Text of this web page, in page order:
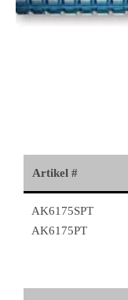
Artikel #
AK6175SPT
AK6175PT